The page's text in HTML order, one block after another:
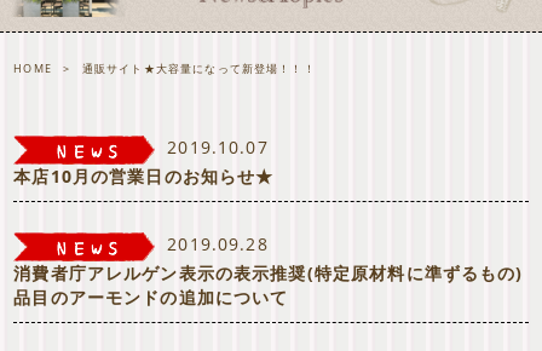
HOME > 通販サイト★大容量になって新登場！！！
2019.10.07
本店10月の営業日のお知らせ★
2019.09.28
消費者庁アレルゲン表示の表示推奨(特定原材料に準ずるもの)
品目のアーモンドの追加について